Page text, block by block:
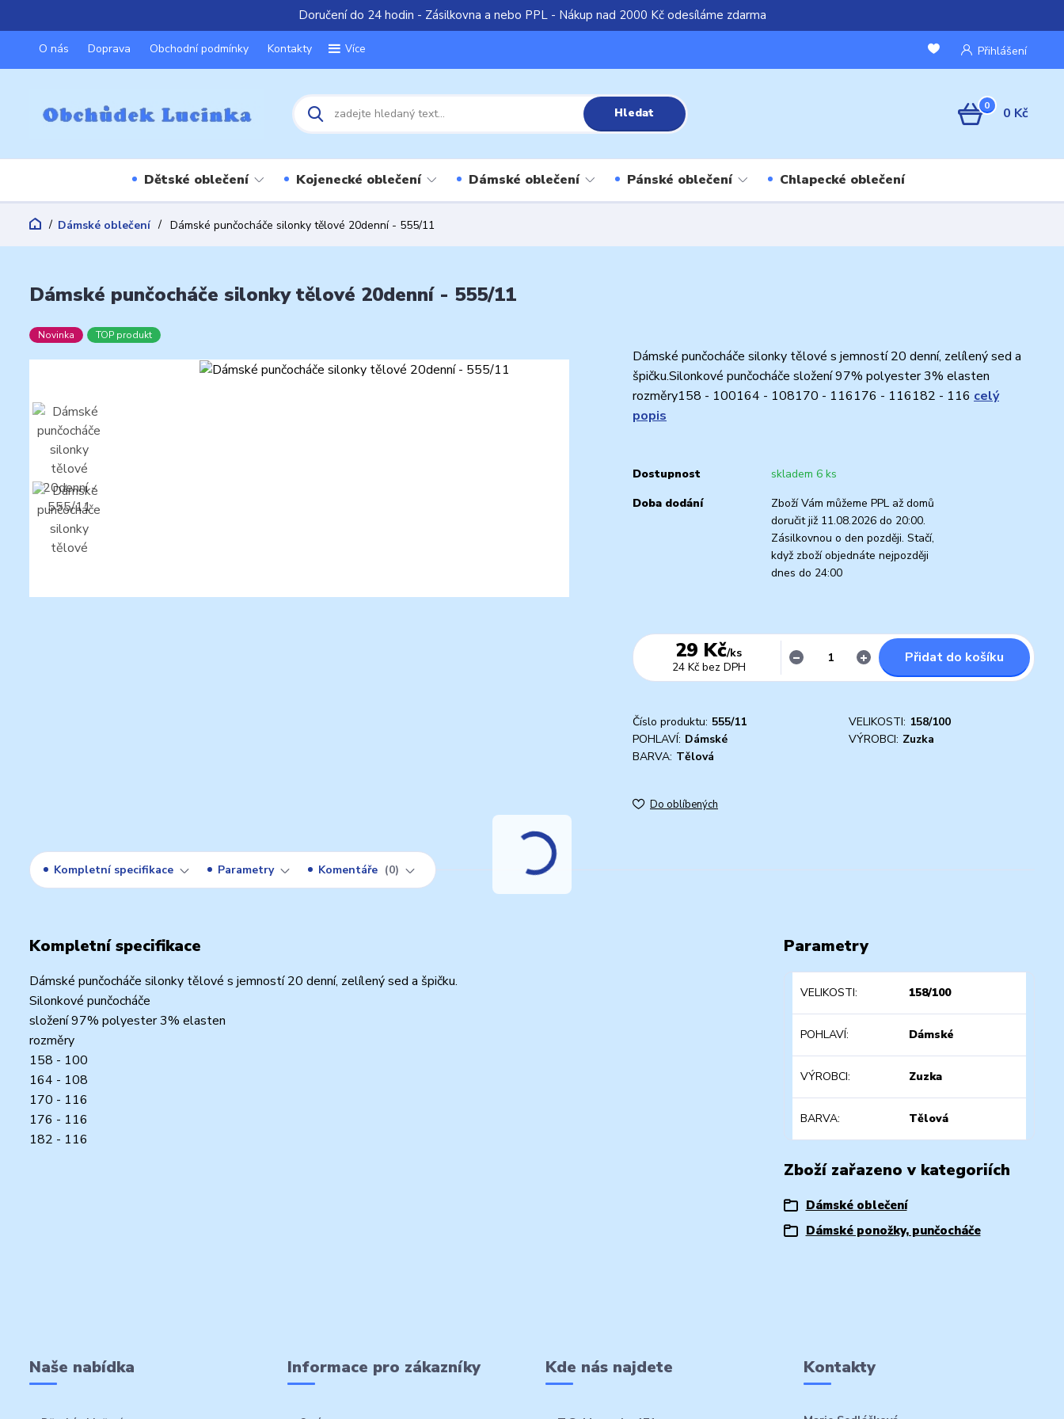
Doručení do 24 hodin - Zásilkovna a nebo PPL - Nákup nad 2000 Kč odesíláme zdarma
O nás Doprava Obchodní podmínky Kontakty Více Přihlášení
Hledat 0 0 Kč
Dětské oblečení Kojenecké oblečení Dámské oblečení Pánské oblečení Chlapecké oblečení
Dámské oblečení Dámské punčocháče silonky tělové 20denní - 555/11
Dámské punčocháče silonky tělové 20denní - 555/11
Novinka TOP produkt
Dámské punčocháče silonky tělové s jemností 20 denní, zelílený sed a
špičku.Silonkové punčocháče složení 97% polyester 3% elasten
rozměry158 - 100164 - 108170 - 116176 - 116182 - 116 celý
popis
Dostupnost
skladem 6 ks
Doba dodání
Zboží Vám můžeme PPL až domů
doručit již 11.08.2026 do 20:00.
Zásilkovnou o den později. Stačí,
když zboží objednáte nejpozději
dnes do 24:00
29 Kč/ks
24 Kč bez DPH
Přidat do košíku
Číslo produktu: 555/11 VELIKOSTI: 158/100
POHLAVÍ: Dámské VÝROBCI: Zuzka
BARVA: Tělová
Do oblíbených
Kompletní specifikace Parametry Komentáře 0
Kompletní specifikace
Dámské punčocháče silonky tělové s jemností 20 denní, zelílený sed a špičku.
Silonkové punčocháče
složení 97% polyester 3% elasten
rozměry
158 - 100
164 - 108
170 - 116
176 - 116
182 - 116
Parametry
VELIKOSTI 158/100
POHLAVÍ Dámské
VÝROBCI Zuzka
BARVA Tělová
Zboží zařazeno v kategoriích
Dámské oblečení
Dámské ponožky, punčocháče
Naše nabídka Informace pro zákazníky Kde nás najdete Kontakty